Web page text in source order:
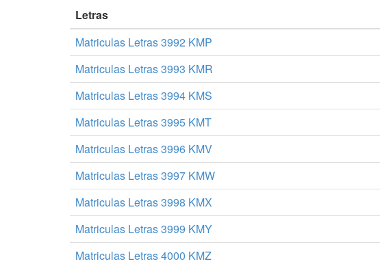
Letras
Matriculas Letras 3992 KMP
Matriculas Letras 3993 KMR
Matriculas Letras 3994 KMS
Matriculas Letras 3995 KMT
Matriculas Letras 3996 KMV
Matriculas Letras 3997 KMW
Matriculas Letras 3998 KMX
Matriculas Letras 3999 KMY
Matriculas Letras 4000 KMZ